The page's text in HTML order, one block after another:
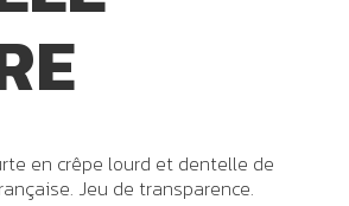
en crêpe lourd et dentelle de
Jeu de transparence.